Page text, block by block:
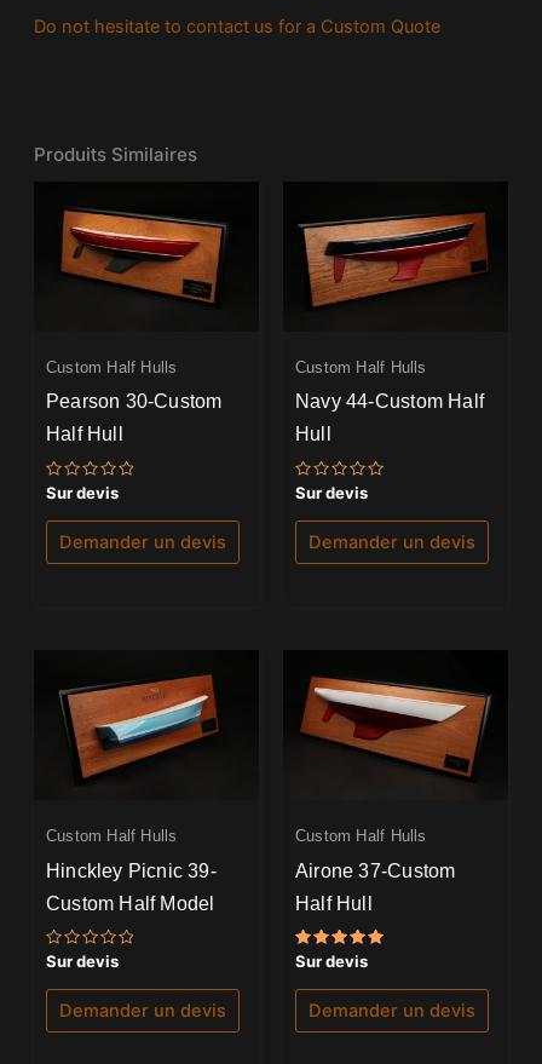
Do not hesitate to contact us for a Custom Quote
Produits Similaires
Custom Half Hulls
Pearson 30-Custom
Half Hull
Note
0
sur
Sur devis
Demander un devis
Custom Half Hulls
Navy 44-Custom Half
Hull
Note
0
sur
Sur devis
Demander un devis
Custom Half Hulls
Hinckley Picnic 39-
Custom Half Model
Note
0
sur
Sur devis
Demander un devis
Custom Half Hulls
Airone 37-Custom
Half Hull
Note
5.00
sur 5
Sur devis
Demander un devis